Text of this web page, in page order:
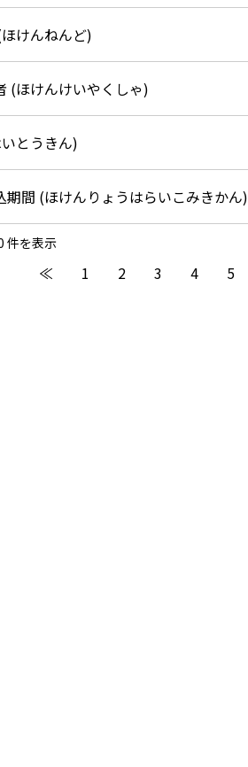
けんねんど)
(ほけんけいやくしゃ)
とうきん)
期間 (ほけんりょうはらいこみきかん)
件を表示
≪ 1 2 3 4 5